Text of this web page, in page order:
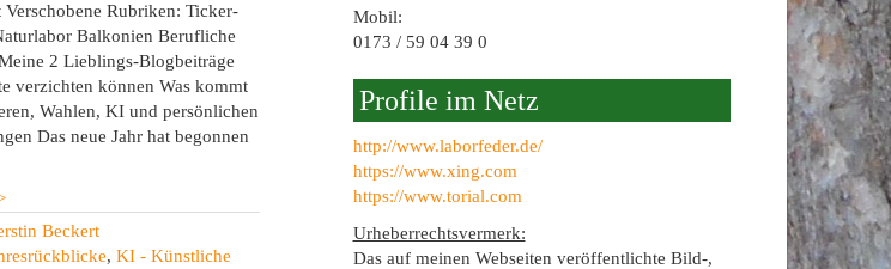
Rubriken: Ticker-
Balkonien Berufliche
2 Lieblings-Blogbeiträge
verzichten können Was kommt
Wahlen, KI und persönlichen
Das neue Jahr hat begonnen
Beckert
, KI - Künstliche
Mobil:
0173 / 59 04 39 0
Profile im Netz
http://www.laborfeder.de/
https://www.xing.com
https://www.torial.com
Urheberrechtsvermerk:
Das auf meinen Webseiten veröffentlichte Bild-,